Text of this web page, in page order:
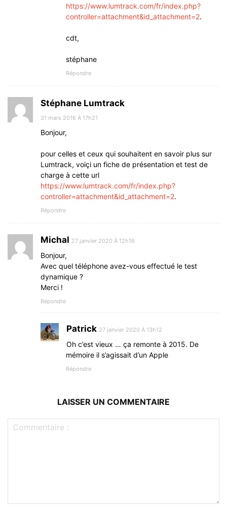
https://www.lumtrack.com/fr/index.php?
controller=attachment&id_attachment=2.
cdt,
stéphane
Répondre
Stéphane Lumtrack
31 mars 2016 À 17h21
Bonjour,
pour celles et ceux qui souhaitent en savoir plus sur
Lumtrack, voiçi un fiche de présentation et test de
charge à cette url
https://www.lumtrack.com/fr/index.php?
controller=attachment&id_attachment=2.
Répondre
Michal 27 janvier 2020 À 12h16
Bonjour,
Avec quel téléphone avez-vous effectué le test
dynamique ?
Merci !
Répondre
Patrick 27 janvier 2020 À 13h12
Oh c’est vieux … ça remonte à 2015. De
mémoire il s’agissait d’un Apple
Répondre
LAISSER UN COMMENTAIRE